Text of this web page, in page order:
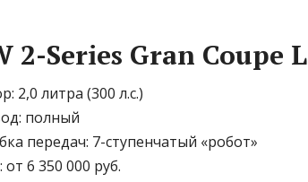
2-Series Gran Coupe L
2,0 литра (300 л.с.)
полный
передач: 7-ступенчатый «робот»
от 6 350 000 руб.